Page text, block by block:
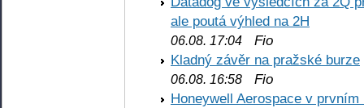
ale poutá výhled na 2H
06.08. 17:04 Fio
Kladný závěr na pražské burze
06.08. 16:58 Fio
Honeywell Aerospace v